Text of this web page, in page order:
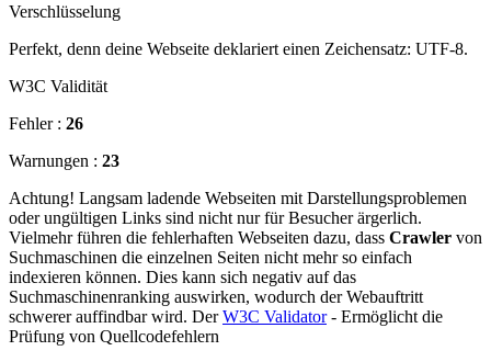
Verschlüsselung
Perfekt, denn deine Webseite deklariert einen Zeichensatz: UTF-8.
W3C Validität
Fehler : 26
Warnungen : 23
Achtung! Langsam ladende Webseiten mit Darstellungsproblemen
oder ungültigen Links sind nicht nur für Besucher ärgerlich.
Vielmehr führen die fehlerhaften Webseiten dazu, dass Crawler von
Suchmaschinen die einzelnen Seiten nicht mehr so einfach
indexieren können. Dies kann sich negativ auf das
Suchmaschinenranking auswirken, wodurch der Webauftritt
schwerer auffindbar wird. DerW3C Validator- Ermöglicht die
Prüfung von Quellcodefehlern